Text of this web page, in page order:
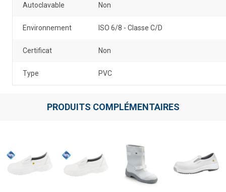
Autoclavable Non
Environnement ISO 6/8 - Classe C/D
Certificat Non
Type PVC
PRODUITS COMPLÉMENTAIRES